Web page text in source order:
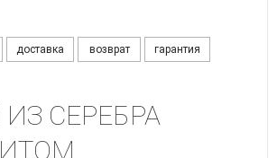
доставка возврат гарантия
СЕРЕБРА